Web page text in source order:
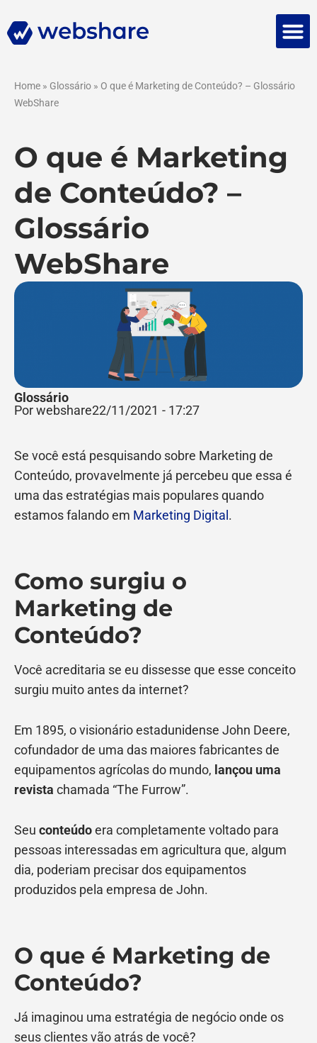
Home » Glossário » O que é Marketing de Conteúdo? – Glossário
WebShare
O que é Marketing
de Conteúdo? –
Glossário
WebShare
Glossário
Por webshare22/11/2021 - 17:27
Se você está pesquisando sobre Marketing de
Conteúdo, provavelmente já percebeu que essa é
uma das estratégias mais populares quando
estamos falando em Marketing Digital .
Como surgiu o
Marketing de
Conteúdo?
Você acreditaria se eu dissesse que esse conceito
surgiu muito antes da internet?
Em 1895, o visionário estadunidense John Deere,
cofundador de uma das maiores fabricantes de
equipamentos agrícolas do mundo, lançou uma
revista chamada “The Furrow”.
Seu conteúdoera completamente voltado para
pessoas interessadas em agricultura que, algum
dia, poderiam precisar dos equipamentos
produzidos pela empresa de John.
O que é Marketing de
Conteúdo?
Já imaginou uma estratégia de negócio onde os
seus clientes vão atrás de você?